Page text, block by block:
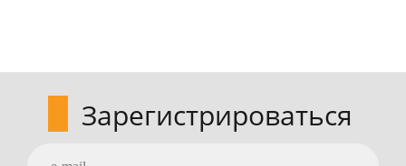
Зарегистрироваться